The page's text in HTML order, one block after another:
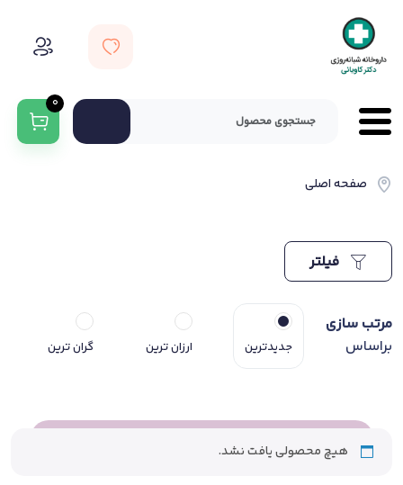
0
صفحه اصلی
مرتب سازی
براساس
جدیدترین ارزان ترین گران ترین
هیچ محصولی یافت نشد.